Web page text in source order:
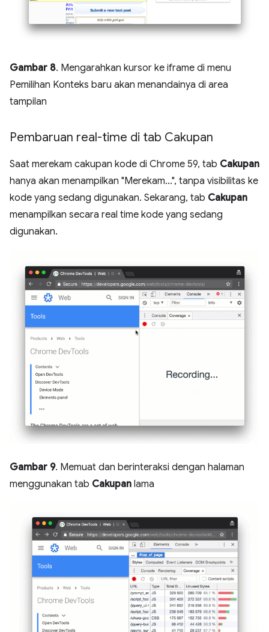
Gambar 8. Mengarahkan kursor ke iframe di menu
Pemilihan Konteks baru akan menandainya di area
tampilan
Pembaruan real-time di tab Cakupan
Saat merekam cakupan kode di Chrome 59, tab Cakupan
hanya akan menampilkan "Merekam...", tanpa visibilitas ke
kode yang sedang digunakan. Sekarang, tab Cakupan
menampilkan secara real time kode yang sedang
digunakan.
Gambar 9. Memuat dan berinteraksi dengan halaman
menggunakan tab Cakupan lama